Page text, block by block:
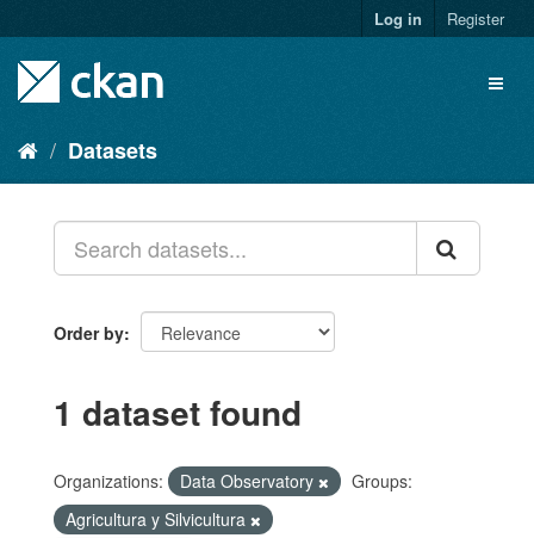
to
content
Log in Register
Datasets
Order by
1 dataset found
Organizations: Data Observatory
Groups:
Agricultura y Silvicultura